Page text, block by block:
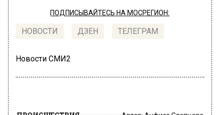
ПОДПИСЫВАЙТЕСЬ НА МОСРЕГИОН:
НОВОСТИ ДЗЕН ТЕЛЕГРАМ
Новости СМИ2
ПРОИСШЕСТВИЯ